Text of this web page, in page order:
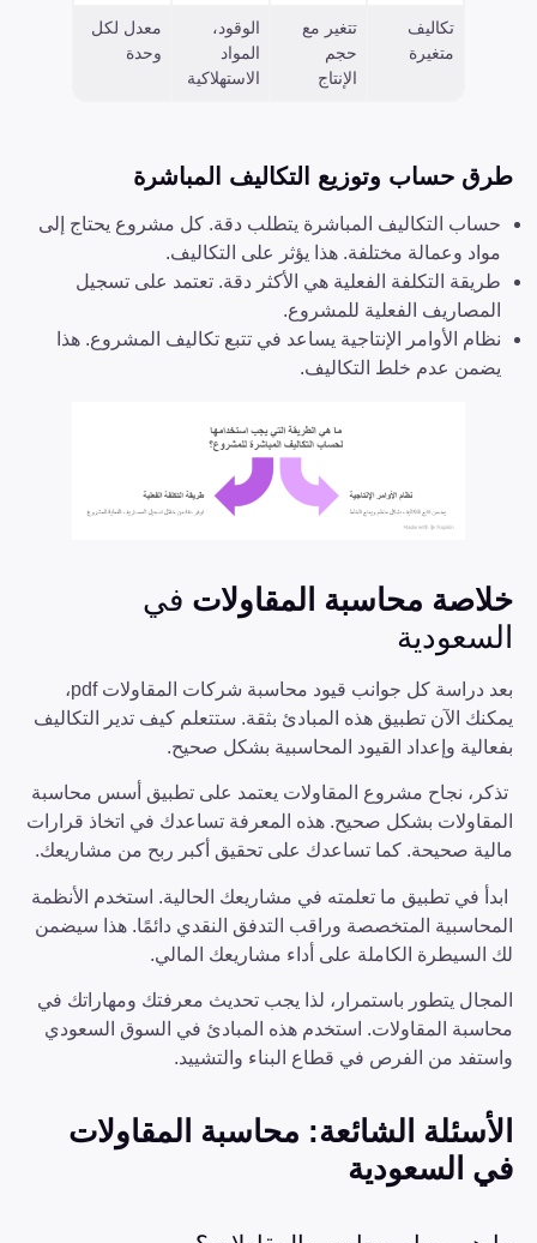
تكاليف
متغيرة
تتغير مع
حجم
الإنتاج
الوقود،
المواد
الاستهلاكية
معدل لكل
وحدة
طرق حساب وتوزيع التكاليف المباشرة
حساب التكاليف المباشرة يتطلب دقة. كل مشروع يحتاج إلى
مواد وعمالة مختلفة. هذا يؤثر على التكاليف.
طريقة التكلفة الفعلية هي الأكثر دقة. تعتمد على تسجيل
المصاريف الفعلية للمشروع.
نظام الأوامر الإنتاجية يساعد في تتبع تكاليف المشروع. هذا
يضمن عدم خلط التكاليف.
خلاصة محاسبة المقاولات في
السعودية
بعد دراسة كل جوانب قيود محاسبة شركات المقاولات pdf،
يمكنك الآن تطبيق هذه المبادئ بثقة. ستتعلم كيف تدير التكاليف
بفعالية وإعداد القيود المحاسبية بشكل صحيح.
تذكر، نجاح مشروع المقاولات يعتمد على تطبيق أسس محاسبة
المقاولات بشكل صحيح. هذه المعرفة تساعدك في اتخاذ قرارات
مالية صحيحة. كما تساعدك على تحقيق أكبر ربح من مشاريعك.
ابدأ في تطبيق ما تعلمته في مشاريعك الحالية. استخدم الأنظمة
المحاسبية المتخصصة وراقب التدفق النقدي دائمًا. هذا سيضمن
لك السيطرة الكاملة على أداء مشاريعك المالي.
المجال يتطور باستمرار، لذا يجب تحديث معرفتك ومهاراتك في
محاسبة المقاولات. استخدم هذه المبادئ في السوق السعودي
واستفد من الفرص في قطاع البناء والتشييد.
الأسئلة الشائعة: محاسبة المقاولات
في السعودية